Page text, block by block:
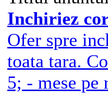
Inchiriez
Ofer spre
toata tara.
5; - mese pe